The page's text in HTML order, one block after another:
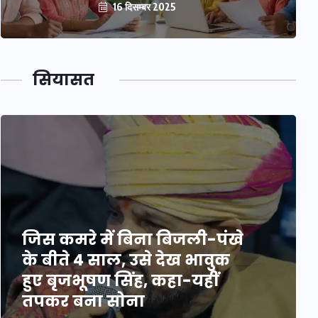
16 दिसम्बर 2025
सियासत
जिस कमरे में बिना बिजली-पंखे
के बीते 4 साल, उसे देख भावुक
हुए बृजभूषण सिंह, कहा-यहीं
तपकर बना सोना